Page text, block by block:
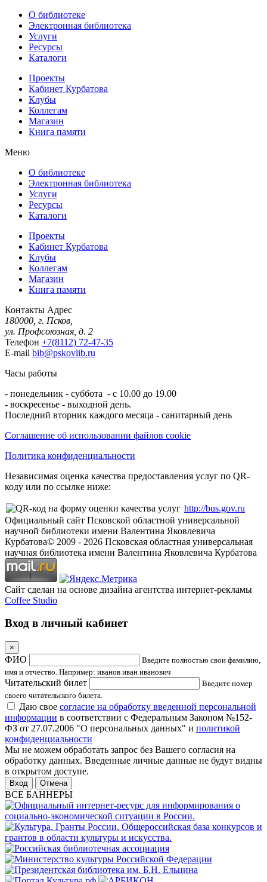
О библиотеке
Электронная библиотека
Услуги
Ресурсы
Каталоги
Проекты
Кабинет Курбатова
Клубы
Коллегам
Магазин
Книга памяти
Меню
О библиотеке
Электронная библиотека
Услуги
Ресурсы
Каталоги
Проекты
Кабинет Курбатова
Клубы
Коллегам
Магазин
Книга памяти
Контакты Адрес
180000, г. Псков,
ул. Профсоюзная, д. 2
Телефон +7(8112) 72-47-35
E-mail bib@pskovlib.ru
Часы работы
- понедельник - суббота - с 10.00 до 19.00
- воскресенье - выходной день.
Последний вторник каждого месяца - санитарный день
Соглашение об использовании файлов cookie
Политика конфиденциальности
Независимая оценка качества предоставления услуг по QR-
коду или по ссылке ниже:
http://bus.gov.ru
Официальный сайт Псковской областной универсальной
научной библиотеки имени Валентина Яковлевича
Курбатова© 2009 - 2026 Псковская областная универсальная
научная библиотека имени Валентина Яковлевича Курбатова
Сайт сделан на основе дизайна агентства интернет-рекламы
Coffee Studio
Вход в личный кабинет
×
ФИО
Введите полностью свои фамилию,
имя и отчество. Например: иванов иван иванович
Читательский билет
Введите номер
своего читательского билета.
Даю свое согласие на обработку введенной персональной
информации в соответствии с Федеральным Законом №152-
ФЗ от 27.07.2006 "О персональных данных" и политикой
конфиденциальности
Мы не можем обработать запрос без Вашего согласия на
обработку данных. Введенные личные данные не будут видны
в открытом доступе.
Отмена
ВСЕ БАННЕРЫ